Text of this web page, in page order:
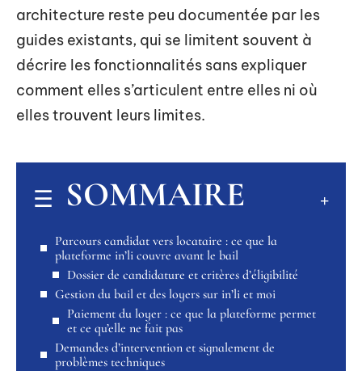
architecture reste peu documentée par les
guides existants, qui se limitent souvent à
décrire les fonctionnalités sans expliquer
comment elles s’articulent entre elles ni où
elles trouvent leurs limites.
SOMMAIRE
Parcours candidat vers locataire : ce que la
plateforme in’li couvre avant le bail
Dossier de candidature et critères d’éligibilité
Gestion du bail et des loyers sur in’li et moi
Paiement du loyer : ce que la plateforme permet
et ce qu’elle ne fait pas
Demandes d’intervention et signalement de
problèmes techniques